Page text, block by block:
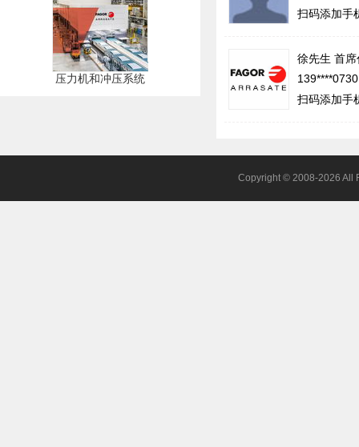
压力机和冲压系统
冲压系统及压力机
扫码添加手
徐先生 首席
扫码添加手
Copyright © 2008-2026 All